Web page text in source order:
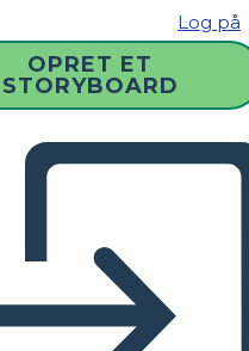
Log på
OPRET ET
STORYBOARD